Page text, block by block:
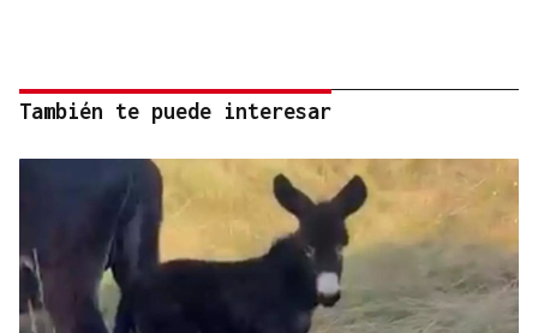
También te puede interesar